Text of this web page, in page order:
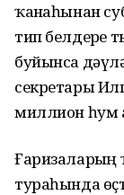
ҡаҙнаһынан
тип
буйынса
секретары
миллион һум
тураһында